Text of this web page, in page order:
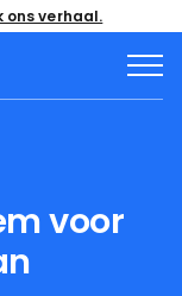
ons verhaal.
voor